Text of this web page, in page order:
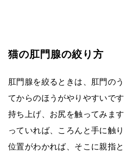
猫の肛門腺の絞り方
肛門腺を絞るときは、肛門の
てからのほうがやりやすいで
持ち上げ、お尻を触ってみま
っていれば、ころんと手に触
位置がわかれば、そこに親指